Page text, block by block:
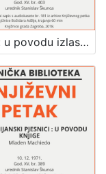
Naga : u povodu izlaska knjige pjesama : Književni petak, dvorana u Novinarskom domu, 7. 4. 1972., br. 403 / Zvonimir Golob ; urednik Stanislav Škunca